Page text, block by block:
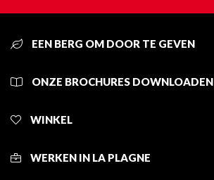
EEN BERG OM DOOR TE GEVEN
ONZE BROCHURES DOWNLOADEN
WINKEL
WERKEN IN LA PLAGNE